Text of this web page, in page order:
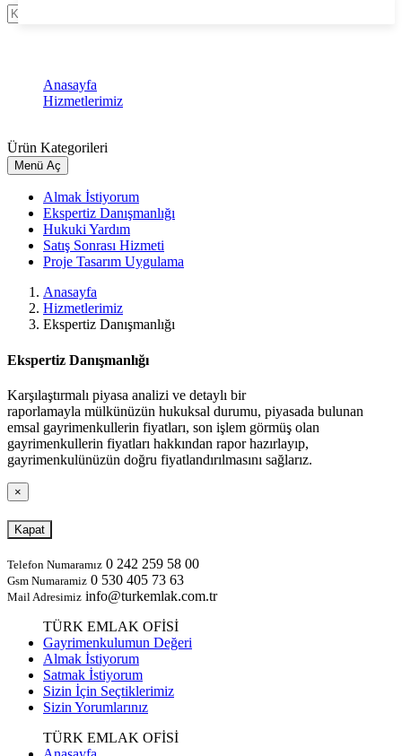
Anasayfa
Hizmetlerimiz
Ürün Kategorileri
Menü Aç
Almak İstiyorum
Ekspertiz Danışmanlığı
Hukuki Yardım
Satış Sonrası Hizmeti
Proje Tasarım Uygulama
Anasayfa
Hizmetlerimiz
Ekspertiz Danışmanlığı
Ekspertiz Danışmanlığı
Karşılaştırmalı piyasa analizi ve detaylı bir
raporlamayla mülkünüzün hukuksal durumu, piyasada bulunan
emsal gayrimenkullerin fiyatları, son işlem görmüş olan
gayrimenkullerin fiyatları hakkından rapor hazırlayıp,
gayrimenkulünüzün doğru fiyatlandırılmasını sağlarız.
×
Kapat
Telefon Numaramız 0 242 259 58 00
Gsm Numaramiz 0 530 405 73 63
Mail Adresimiz info@turkemlak.com.tr
TÜRK EMLAK OFİSİ
Gayrimenkulumun Değeri
Almak İstiyorum
Satmak İstiyorum
Sizin İçin Seçtiklerimiz
Sizin Yorumlarınız
TÜRK EMLAK OFİSİ